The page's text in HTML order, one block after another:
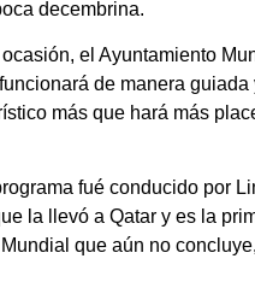
decembrina.
el Ayuntamiento
de manera
más que hará más
fué conducido por
la llevó a Qatar y es la
que aún no